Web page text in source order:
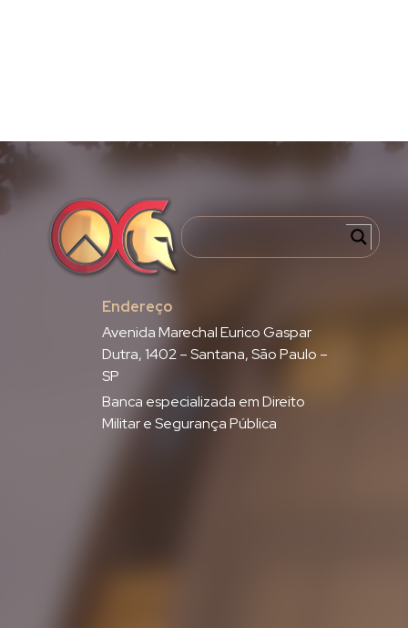
Endereço
Avenida Marechal Eurico Gaspar
Dutra, 1402 – Santana, São Paulo –
SP
Banca especializada em Direito
Militar e Segurança Pública